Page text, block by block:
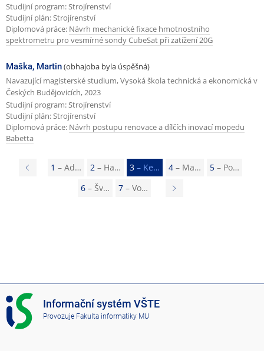
Studijní program: Strojírenství
Studijní plán: Strojírenství
Diplomová práce: Návrh mechanické fixace hmotnostního
spektrometru pro vesmírné sondy CubeSat při zatížení 20G
Maška, Martin(obhajoba byla úspěšná)
Navazující magisterské studium, Vysoká škola technická a ekonomická v
Českých Budějovicích, 2023
Studijní program: Strojírenství
Studijní plán: Strojírenství
Diplomová práce: Návrh postupu renovace a dílčích inovací mopedu
Babetta
z
1 – Ad… 2 – Ha… 3 – Ke… 4 – Ma… 5 – Po…
6 – Šv… 7 – Vo…
I
S
V
Informační systém VŠTE
Provozuje Fakulta informatiky MU